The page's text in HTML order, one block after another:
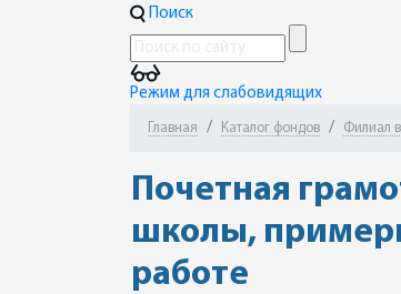
Поиск
Режим для слабовидящих
Главная Каталог фондов Филиал в
Почетная
школы,
работе